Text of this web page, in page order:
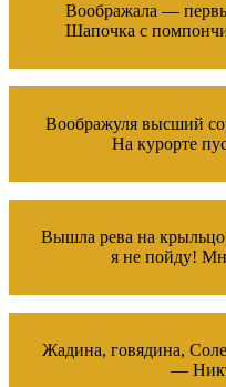
Воображала —
Шапочка с
Воображуля высший
На курорте
Вышла рева на
я не пойду!
Жадина, говядина,
—